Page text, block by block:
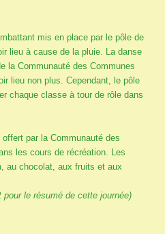
mis en place par le pôle de
lieu à cause de la pluie. La danse
la Communauté des Communes
lieu non plus. Cependant, le pôle
chaque classe à tour de rôle dans
par la Communauté des
les cours de récréation. Les
au chocolat, aux fruits et aux
le résumé de cette journée)